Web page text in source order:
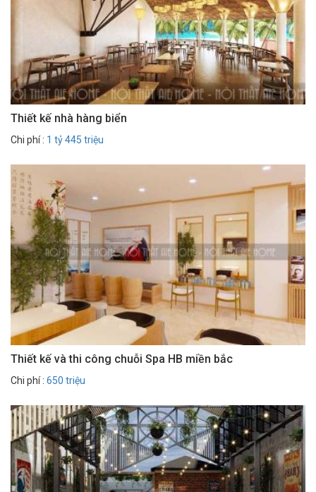
Thiết kế nhà hàng biển
Chi phí : 1 tỷ 445 triệu
Thiết kế và thi công chuỗi Spa HB miền bắc
Chi phí : 650 triệu